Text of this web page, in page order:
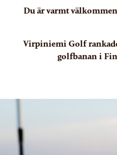
Du är varmt
Virpiniemi Golf
golfbanan i